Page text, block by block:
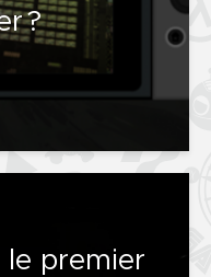
?
le premier